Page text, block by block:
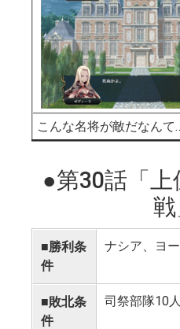
こんな名将が敵だなんて
●第30話「
戦
■勝利条
件
ナシア、ヨ
■敗北条
件
司祭部隊10